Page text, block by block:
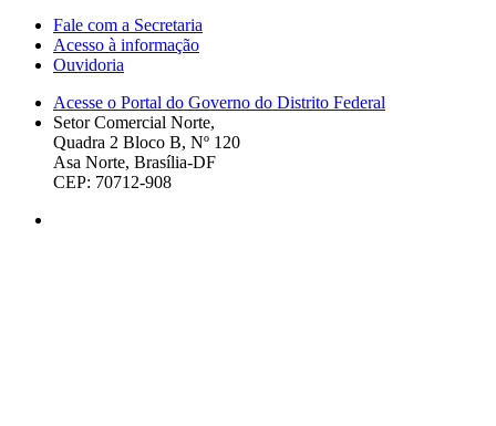
Fale com a Secretaria
Acesso à informação
Ouvidoria
Acesse o Portal do Governo do Distrito Federal
Setor Comercial Norte,
Quadra 2 Bloco B, Nº 120
Asa Norte, Brasília-DF
CEP: 70712-908